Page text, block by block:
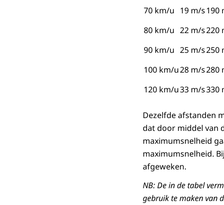
70 km/u 19 m/s190
80 km/u 22 m/s220
90 km/u 25 m/s250
100 km/u28 m/s280
120 km/u33 m/s330
Dezelfde afstanden
dat door middel van
maximumsnelheid
maximumsnelheid.
afgeweken.
NB: De in de tabel
gebruik te maken van